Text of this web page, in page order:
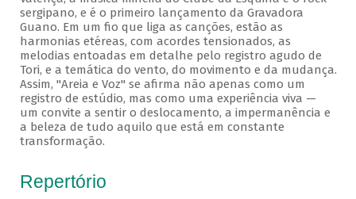
sergipano, e é o primeiro lançamento da Gravadora
Guano. Em um fio que liga as canções, estão as
harmonias etéreas, com acordes tensionados, as
melodias entoadas em detalhe pelo registro agudo de
Tori, e a temática do vento, do movimento e da mudança.
Assim, "Areia e Voz" se afirma não apenas como um
registro de estúdio, mas como uma experiência viva —
um convite a sentir o deslocamento, a impermanência e
a beleza de tudo aquilo que está em constante
transformação.
Repertório